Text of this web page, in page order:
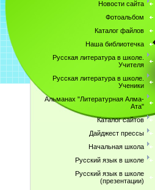
Новости сайта
Фотоальбом
Каталог файлов
Наша библиотечка
Русская литература в школе.
Учителя
Русская литература в школе.
Ученики
Альманах "Литературная Алма-
Ата"
Каталог сайтов
Дайджест прессы
Начальная школа
Русский язык в школе
Русский язык в школе
(презентации)